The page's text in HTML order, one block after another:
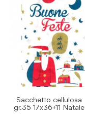
Sacchetto cellulosa
gr.35 17x36+11 Natale